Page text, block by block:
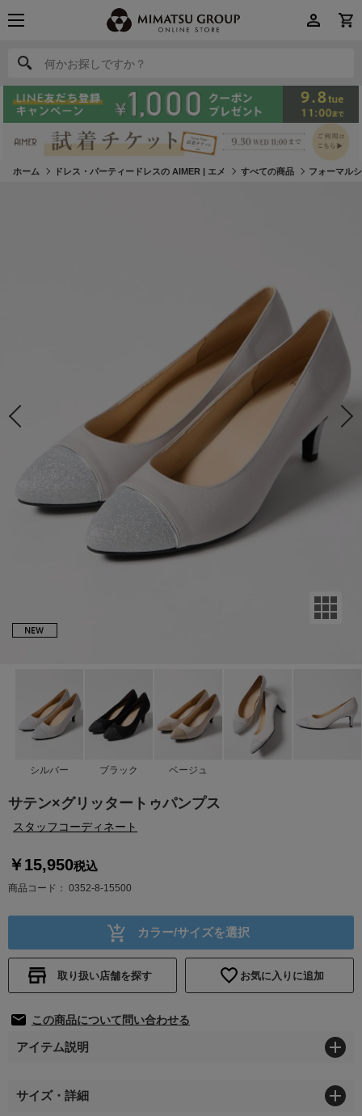
何かお探しですか？
何かお探しですか？
ホーム ドレス・パーティードレスの AIMER | エメ すべての商品 フォーマル
シルバー ブラック ベージュ
サテン×グリッタートゥパンプス
スタッフコーディネート
￥15,950税込
商品コード 0352-8-15500
カラー/サイズを選択
取り扱い店舗を探す お気に入りに追加
この商品について問い合わせる
アイテム説明
サイズ・詳細